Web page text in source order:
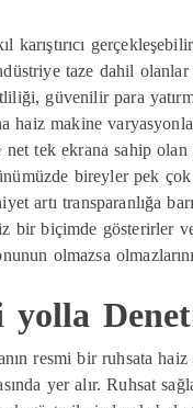
taze dahil
güvenilir para
haiz makine
tek ekrana sahip olan
bireyler pek
artı transparanlığa
biçimde gösterirler
olmazsa
resmi bir ruhsata haiz
yer alır. Ruhsat